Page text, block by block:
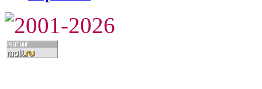
2001-2026